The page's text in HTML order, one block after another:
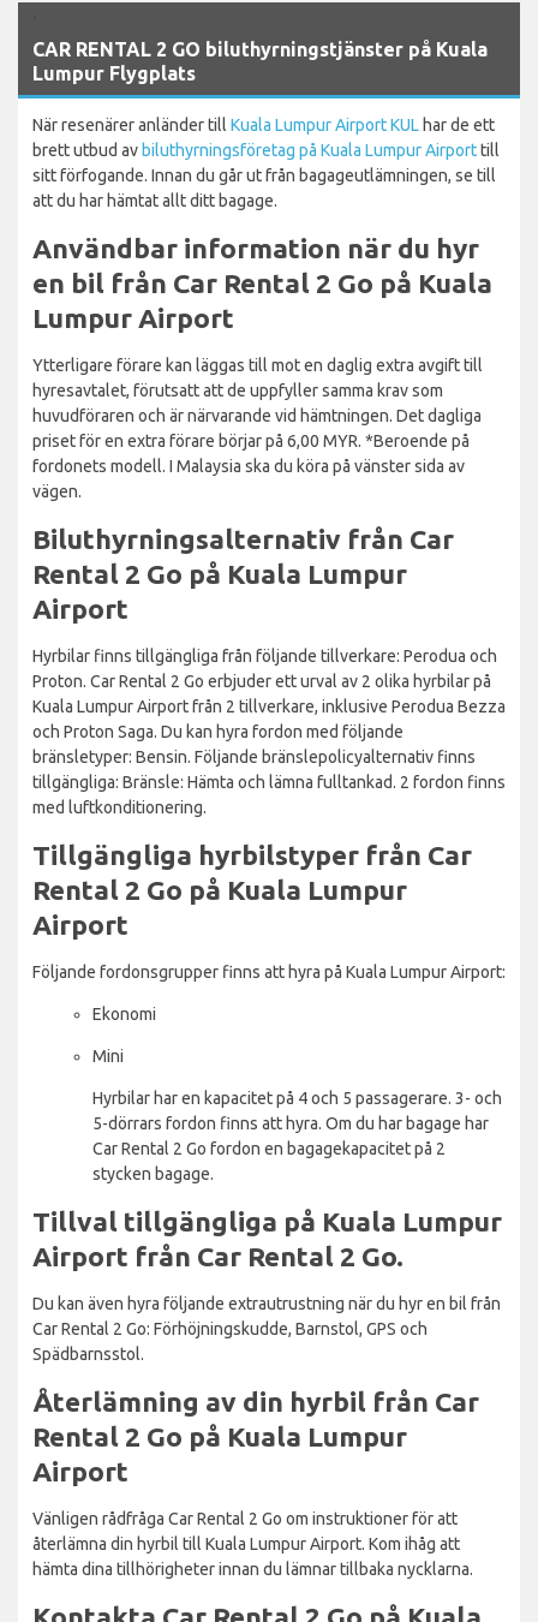
CAR RENTAL 2 GO biluthyrningstjänster på Kuala
Lumpur Flygplats
När resenärer anländer till Kuala Lumpur Airport KULhar de ett
brett utbud avbiluthyrningsföretag på Kuala Lumpur Airporttill
sitt förfogande. Innan du går ut från bagageutlämningen, se till
att du har hämtat allt ditt bagage.
Användbar information när du hyr
en bil från Car Rental 2 Go på Kuala
Lumpur Airport
Ytterligare förare kan läggas till mot en daglig extra avgift till
hyresavtalet, förutsatt att de uppfyller samma krav som
huvudföraren och är närvarande vid hämtningen. Det dagliga
priset för en extra förare börjar på 6,00 MYR. *Beroende på
fordonets modell. I Malaysia ska du köra på vänster sida av
vägen.
Biluthyrningsalternativ från Car
Rental 2 Go på Kuala Lumpur
Airport
Hyrbilar finns tillgängliga från följande tillverkare: Perodua och
Proton. Car Rental 2 Go erbjuder ett urval av 2 olika hyrbilar på
Kuala Lumpur Airport från 2 tillverkare, inklusive Perodua Bezza
och Proton Saga. Du kan hyra fordon med följande
bränsletyper: Bensin. Följande bränslepolicyalternativ finns
tillgängliga: Bränsle: Hämta och lämna fulltankad. 2 fordon finns
med luftkonditionering.
Tillgängliga hyrbilstyper från Car
Rental 2 Go på Kuala Lumpur
Airport
Följande fordonsgrupper finns att hyra på Kuala Lumpur Airport:
Ekonomi
Mini
Hyrbilar har en kapacitet på 4 och 5 passagerare. 3- och
5-dörrars fordon finns att hyra. Om du har bagage har
Car Rental 2 Go fordon en bagagekapacitet på 2
stycken bagage.
Tillval tillgängliga på Kuala Lumpur
Airport från Car Rental 2 Go.
Du kan även hyra följande extrautrustning när du hyr en bil från
Car Rental 2 Go: Förhöjningskudde, Barnstol, GPS och
Spädbarnsstol.
Återlämning av din hyrbil från Car
Rental 2 Go på Kuala Lumpur
Airport
Vänligen rådfråga Car Rental 2 Go om instruktioner för att
återlämna din hyrbil till Kuala Lumpur Airport. Kom ihåg att
hämta dina tillhörigheter innan du lämnar tillbaka nycklarna.